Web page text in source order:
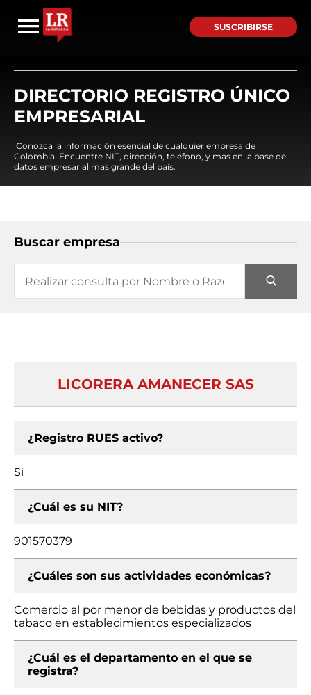
SUSCRIBIRSE
DIRECTORIO REGISTRO ÚNICO
EMPRESARIAL
¡Conozca la información esencial de cualquier empresa de
Colombia! Encuentre NIT, dirección, teléfono, y mas en la base de
datos empresarial mas grande del país.
Buscar empresa
LICORERA AMANECER SAS
¿Registro RUES activo?
Si
¿Cuál es su NIT?
901570379
¿Cuáles son sus actividades económicas?
Comercio al por menor de bebidas y productos del
tabaco en establecimientos especializados
¿Cuál es el departamento en el que se
registra?